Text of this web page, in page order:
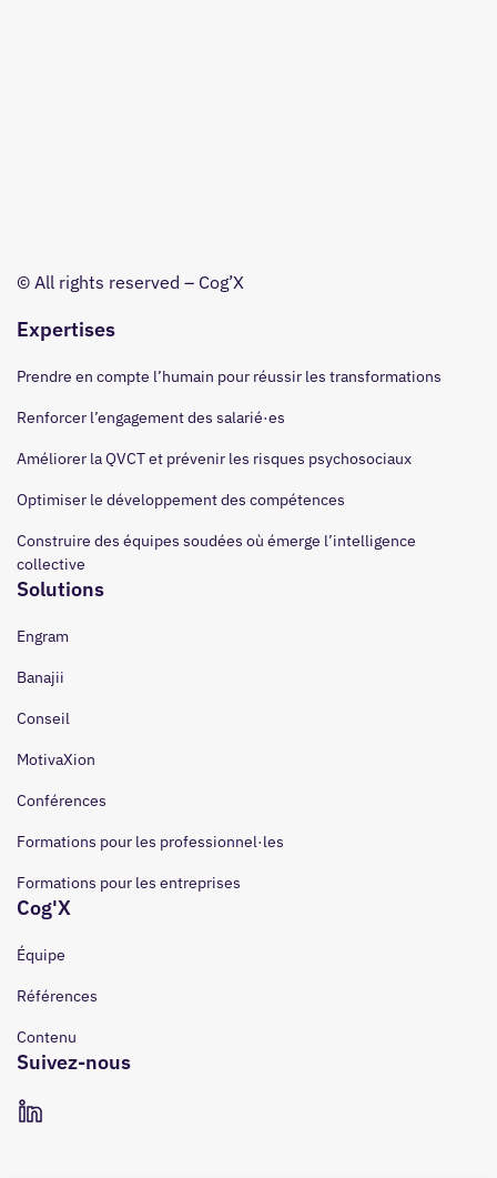
© All rights reserved – Cog’X
Expertises
Prendre en compte l’humain pour réussir les transformations
Renforcer l’engagement des salarié·es
Améliorer la QVCT et prévenir les risques psychosociaux
Optimiser le développement des compétences
Construire des équipes soudées où émerge l’intelligence
collective
Solutions
Engram
Banajii
Conseil
MotivaXion
Conférences
Formations pour les professionnel·les
Formations pour les entreprises
Cog'X
Équipe
Références
Contenu
Suivez-nous